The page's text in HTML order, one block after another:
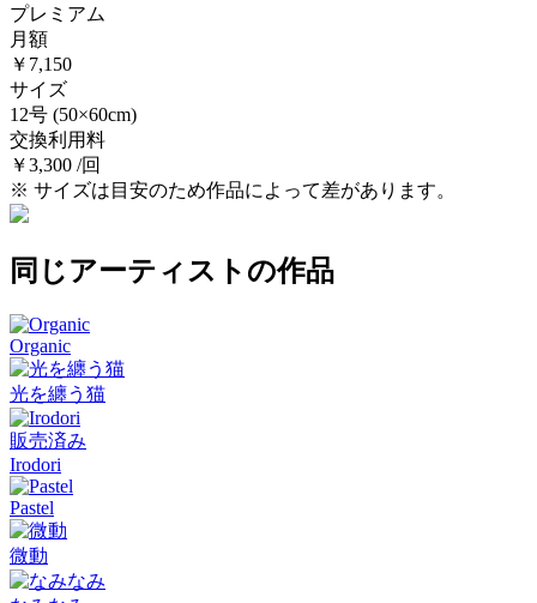
プレミアム
月額
￥7,150
サイズ
12号 (50×60cm)
交換利用料
￥3,300 /回
※ サイズは目安のため作品によって差があります。
同じアーティストの作品
Organic
光を纏う猫
販売済み
Irodori
Pastel
微動